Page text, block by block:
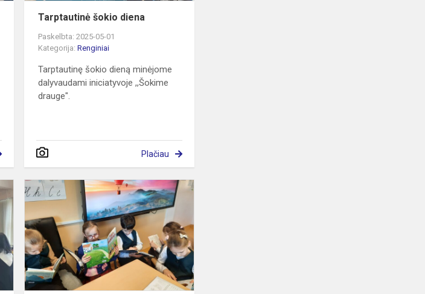
Tarptautinė šokio diena
Paskelbta: 2025-05-01
Kategorija:Renginiai
Tarptautinę šokio dieną minėjome
dalyvaudami iniciatyvoje ,,Šokime
drauge".
Plačiau
Klaipėdos
miesto
vokalinių
duetų
festivalyje
,,Dviese”
Tarptautinė
diena